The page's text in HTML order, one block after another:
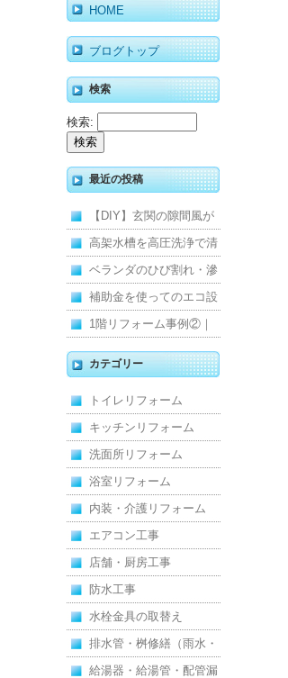
HOME
ブログトップ
検索
検索:
最近の投稿
【DIY】玄関の隙間風が
寒くて断熱ドアに交換し
ました
高架水槽を高圧洗浄で清
掃！衛生的な給水環境を
維持｜施工事例
ベランダのひび割れ・滲
みを解消！賃貸マンショ
ン防水工事
補助金を使ってのエコ設
備住宅リフォーム
1階リフォーム事例②｜
キッチン・床・収納を一
新し、扉新設で動線を整
えた全面改修
カテゴリー
トイレリフォーム
キッチンリフォーム
洗面所リフォーム
浴室リフォーム
内装・介護リフォーム
エアコン工事
店舗・厨房工事
防水工事
水栓金具の取替え
排水管・桝修繕（雨水・
汚水）
給湯器・給湯管・配管漏